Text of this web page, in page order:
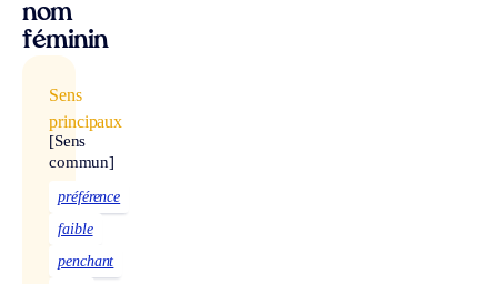
nom
féminin
Sens
principaux
[Sens
commun]
préférence
faible
penchant